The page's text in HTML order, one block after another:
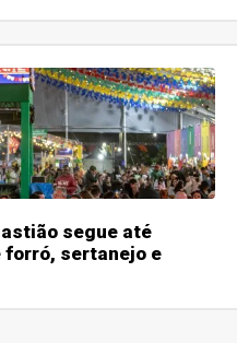
segue até
forró, sertanejo e